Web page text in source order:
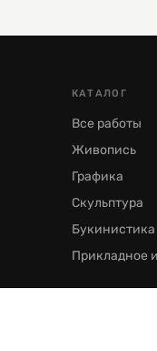
КАТАЛОГ
Все работы
Живопись
Графика
Скульптура
Букинистика
Прикладное